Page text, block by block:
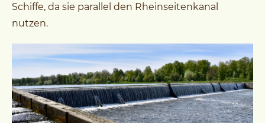
Schiffe, da sie parallel den Rheinseitenkanal
nutzen.